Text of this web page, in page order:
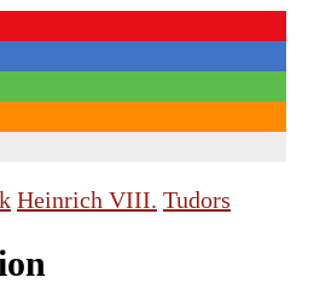
Heinrich VIII. Tudors